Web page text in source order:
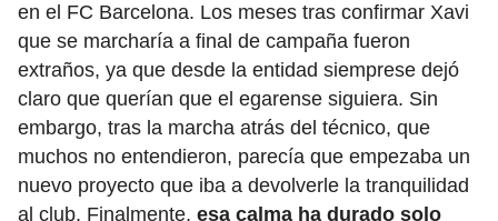
en el FC Barcelona. Los meses tras confirmar Xavi
que se marcharía a final de campaña fueron
extraños, ya que desde la entidad siemprese dejó
claro que querían que el egarense siguiera. Sin
embargo, tras la marcha atrás del técnico, que
muchos no entendieron, parecía que empezaba un
nuevo proyecto que iba a devolverle la tranquilidad
al club. Finalmente, esa calma ha durado solo